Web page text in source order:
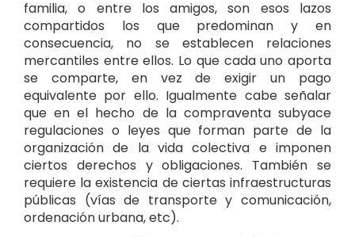
familia, o entre los amigos, son esos lazos
compartidos los que predominan y en
consecuencia, no se establecen relaciones
mercantiles entre ellos. Lo que cada uno aporta
se comparte, en vez de exigir un pago
equivalente por ello. Igualmente cabe señalar
que en el hecho de la compraventa subyace
regulaciones o leyes que forman parte de la
organización de la vida colectiva e imponen
ciertos derechos y obligaciones. También se
requiere la existencia de ciertas infraestructuras
públicas (vías de transporte y comunicación,
ordenación urbana, etc).